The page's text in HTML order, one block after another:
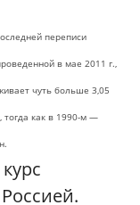
переписи
в мае 2011 г.,
чуть больше 3,05
тогда как в 1990-м —